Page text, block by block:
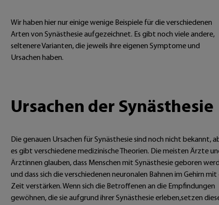
Wir haben hier nur einige wenige Beispiele für die verschiedenen
Arten von Synästhesie aufgezeichnet. Es gibt noch viele andere,
seltenere Varianten, die jeweils ihre eigenen Symptome und
Ursachen haben.
Ursachen der Synästhesie
Die genauen Ursachen für Synästhesie sind noch nicht bekannt,
es gibt verschiedene medizinische Theorien. Die meisten Ärzte
Ärztinnen glauben, dass Menschen mit Synästhesie geboren
und dass sich die verschiedenen neuronalen Bahnen im Gehirn mit
Zeit verstärken. Wenn sich die Betroffenen an die Empfindungen
gewöhnen, die sie aufgrund ihrer Synästhesie erleben,setzen